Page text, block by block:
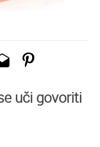
uči govoriti